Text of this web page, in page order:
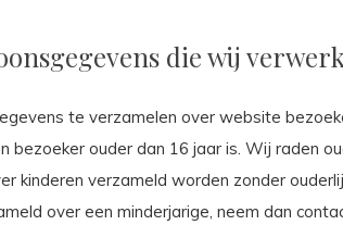
die wij
te verzamelen over website
ouder dan 16 jaar is. Wij raden
kinderen verzameld worden zonder
over een minderjarige, neem dan